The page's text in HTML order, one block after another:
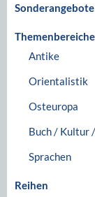
Sonderangebote
Themenbereiche
Antike
Orientalistik
Osteuropa
Buch / Kultur
Sprachen
Reihen